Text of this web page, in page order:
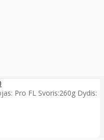
Pro FL Svoris:260g Dydis: